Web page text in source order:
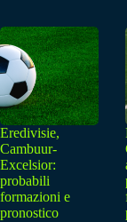
Eredivisie,
Cambuur-
Excelsior:
probabili
formazioni e
pronostico